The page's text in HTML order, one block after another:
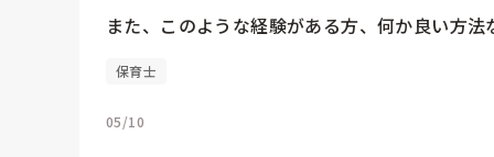
また、このような経験がある方、何か良い方
保育士
05/10